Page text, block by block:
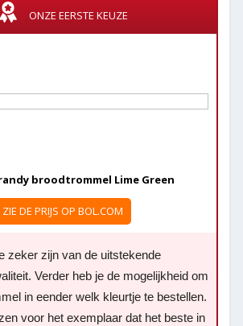
ONZE EERSTE KEUZE
broodtrommel Lime Green
ZIE DE PRIJS OP BOL.COM
zeker zijn van de uitstekende
Verder heb je de mogelijkheid om
in eender welk kleurtje te bestellen.
voor het exemplaar dat het beste in